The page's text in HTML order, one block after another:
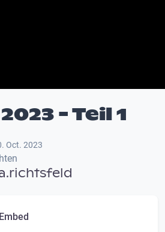
- Teil 1
Oct. 2023
Embed